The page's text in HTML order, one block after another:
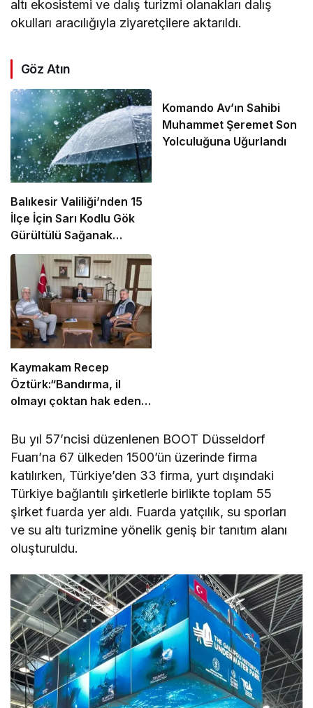
altı ekosistemi ve dalış turizmi olanakları dalış
okulları aracılığıyla ziyaretçilere aktarıldı.
Göz Atın
Balıkesir Valiliği’nden 15
İlçe İçin Sarı Kodlu Gök
Gürültülü Sağanak
Uyarısı!
Komando Av’ın Sahibi
Muhammet Şeremet Son
Yolculuğuna Uğurlandı
Kaymakam Recep
Öztürk:“Bandırma, il
olmayı çoktan hak eden
Bu yıl 57’ncisi düzenlenen BOOT Düsseldorf
Fuarı’na 67 ülkeden 1500’ün üzerinde firma
katılırken, Türkiye’den 33 firma, yurt dışındaki
Türkiye bağlantılı şirketlerle birlikte toplam 55
şirket fuarda yer aldı. Fuarda yatçılık, su sporları
ve su altı turizmine yönelik geniş bir tanıtım alanı
oluşturuldu.